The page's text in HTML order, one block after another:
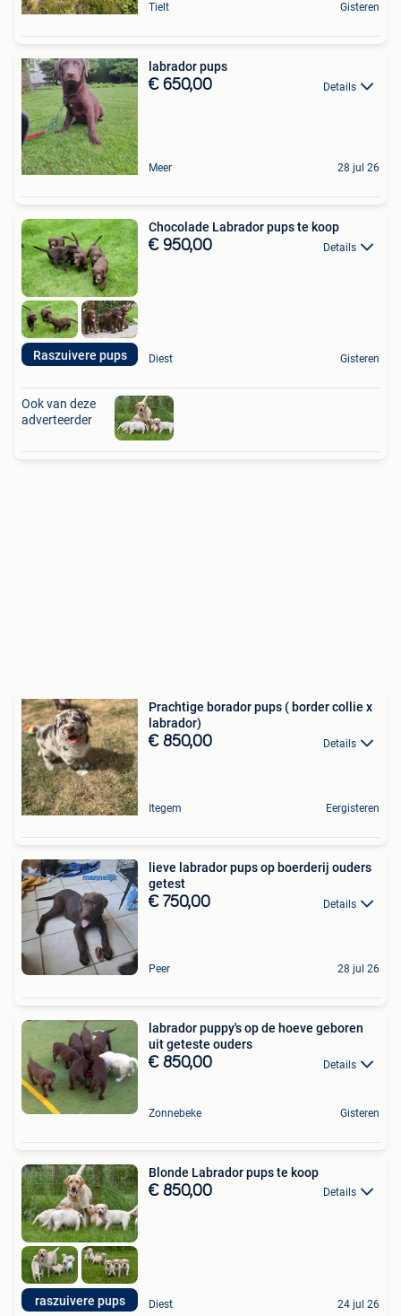
Tielt Gisteren
labrador pups
€ 650,00 Details
Meer 28 jul 26
Raszuivere pups
Chocolade Labrador pups te koop
€ 950,00 Details
Diest Gisteren
Ook van deze
adverteerder
Prachtige borador pups ( border collie x
labrador)
€ 850,00 Details
Itegem Eergisteren
lieve labrador pups op boerderij ouders
getest
€ 750,00 Details
Peer 28 jul 26
labrador puppy's op de hoeve geboren
uit geteste ouders
€ 850,00 Details
Zonnebeke Gisteren
raszuivere pups
Blonde Labrador pups te koop
€ 850,00 Details
Diest 24 jul 26